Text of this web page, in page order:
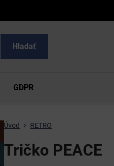
Hladať
GDPR
Úvod RETRO
Tričko PEACE